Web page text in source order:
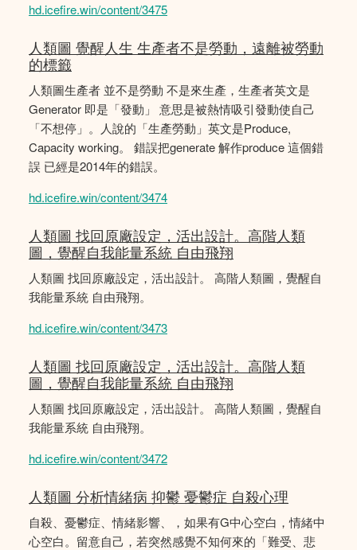
hd.icefire.win/content/3475
人類圖 覺醒人生 生產者不是勞動，遠離被勞動
的標籤
人類圖生產者 並不是勞動 不是來生產，生產者英文是
Generator 即是「發動」 意思是被熱情吸引發動使自己
「不想停」。人說的「生產勞動」英文是Produce,
Capacity working。 錯誤把generate 解作produce 這個錯
誤 已經是2014年的錯誤。
hd.icefire.win/content/3474
人類圖 找回原廠設定，活出設計。高階人類
圖，覺醒自我能量系統 自由飛翔
人類圖 找回原廠設定，活出設計。 高階人類圖，覺醒自
我能量系統 自由飛翔。
hd.icefire.win/content/3473
人類圖 找回原廠設定，活出設計。高階人類
圖，覺醒自我能量系統 自由飛翔
人類圖 找回原廠設定，活出設計。 高階人類圖，覺醒自
我能量系統 自由飛翔。
hd.icefire.win/content/3472
人類圖 分析情緒病 抑鬱 憂鬱症 自殺心理
自殺、憂鬱症、情緒影響、，如果有G中心空白，情緒中
心空白。留意自己，若突然感覺不知何來的「難受、悲